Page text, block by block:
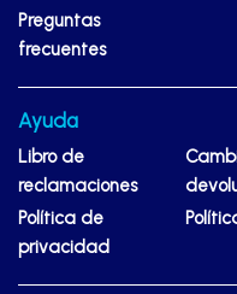
Preguntas
frecuentes
Ayuda
Libro de
reclamaciones
Política de
privacidad